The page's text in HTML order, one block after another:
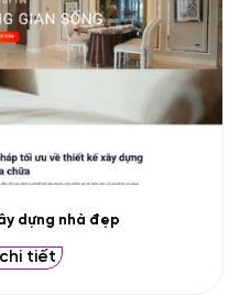
dựng nhà đẹp
tiết